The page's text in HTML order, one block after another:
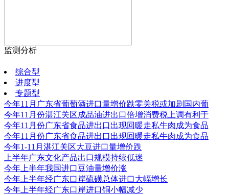
监测分析
综合型
进度型
专题型
今年11月广东省葡萄酒进口量增价跌零关税或加剧国内葡
今年11月份湛江关区成品油进出口倍增消费税上调有利于
今年11月份广东省食品进出口出现回暖走私牛肉成为食品
今年11月份广东省食品进出口出现回暖走私牛肉成为食品
今年1-11月湛江关区大豆进口量增价跌
上半年广东文化产品出口规模持续低迷
今年上半年我国进口豆油量增价涨
今年上半年经广东口岸硫磺总体进口大幅增长
今年上半年经广东口岸进口铜小幅减少